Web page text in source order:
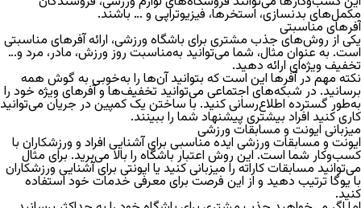
مکمل‌های بدنسازی، استخر‌ها، فیزیوتراپی و … باشند.
آفر‌های مناسبتی
یکی از روش‌های جذب مشتری برای باشگاه ورزشی، ارائه آفر‌های مناسبتی
است. به عنوان مثال، شما می‌توانید به‌مناسبت روز ورزش، مادر، مرد و…
تخفیف ویژه‌ای ارائه دهید.
نکته مهم در آفر‌ها این است که بتوانید آن‌ها را به‌خوبی به گوش همه
برسانید. در شبکه‌های اجتماعی می‌توانید تخفیف‌ها و آفرهای ویژه خود را
به‌طور گسترده اطلاع‌رسانی کنید. با ساختن یک کمپین در جریان می‌توانید
کاری کنید افراد بیشتری پیشنهاد شما را ببینند.
میزبانی ایونت‌ و مسابقات ورزشی
ایونت‌ و مسابقات ورزشی ایده مناسبی برای آشنایی افراد و ورزشکاران با
کسب‌و‌کار شما است. این روش اعتبار باشگاه را بالا می‌برید. برای مثال
می‌توانید مسابقات کاراته را میزبانی کنید یا ایونتی برای آشنایی ورزشکاران
با یوگا ترتیب دهید و از این فرصت برای معرفی خدمات خود استفاده
کنید.